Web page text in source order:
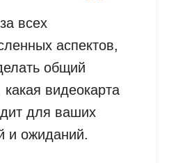
всех
аспектов,
общий
видеокарта
для ваших
и ожиданий.